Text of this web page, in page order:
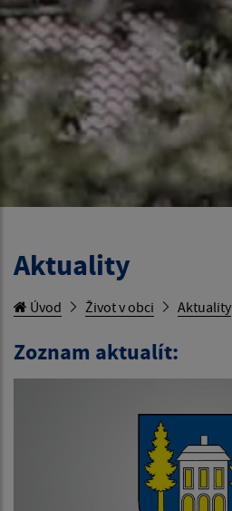
Aktuality
Úvod Život v obci Aktuality
Zoznam aktualít: